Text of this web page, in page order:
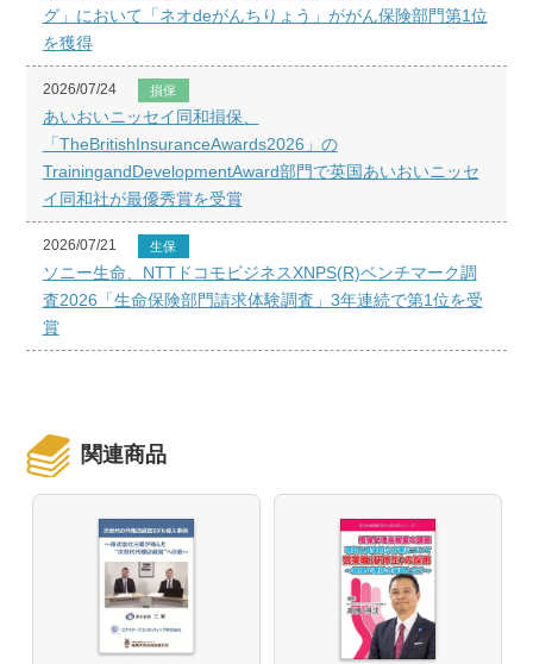
グ」において「ネオdeがんちりょう」ががん保険部門第1位
を獲得
2026/07/24 損保
あいおいニッセイ同和損保、
「TheBritishInsuranceAwards2026」の
TrainingandDevelopmentAward部門で英国あいおいニッセ
イ同和社が最優秀賞を受賞
2026/07/21 生保
ソニー生命、NTTドコモビジネスXNPS(R)ベンチマーク調
査2026「生命保険部門請求体験調査」3年連続で第1位を受
賞
関連商品